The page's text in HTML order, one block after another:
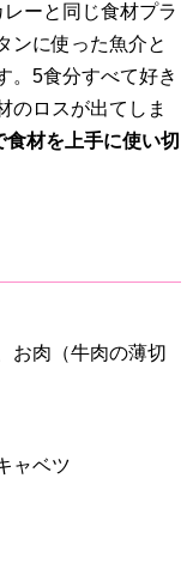
ーと同じ食材プラ
ンに使った魚介と
。5食分すべて好き
のロスが出てしま
材を上手に使い切
お肉（牛肉の薄切
ャベツ